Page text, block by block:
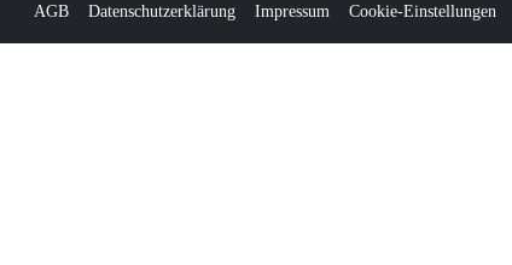
AGB Datenschutzerklärung Impressum Cookie-Einstellungen